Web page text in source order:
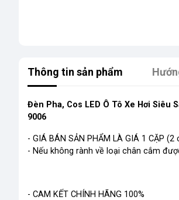
Thông tin sản phẩm
Đèn Pha, Cos LED Ô Tô Xe Hơi Siêu
9006
- GIÁ BÁN SẢN PHẨM LÀ GIÁ 1 CẶP (2
- Nếu không rành về loại chân cắm
- CAM KẾT CHÍNH HÃNG 100%